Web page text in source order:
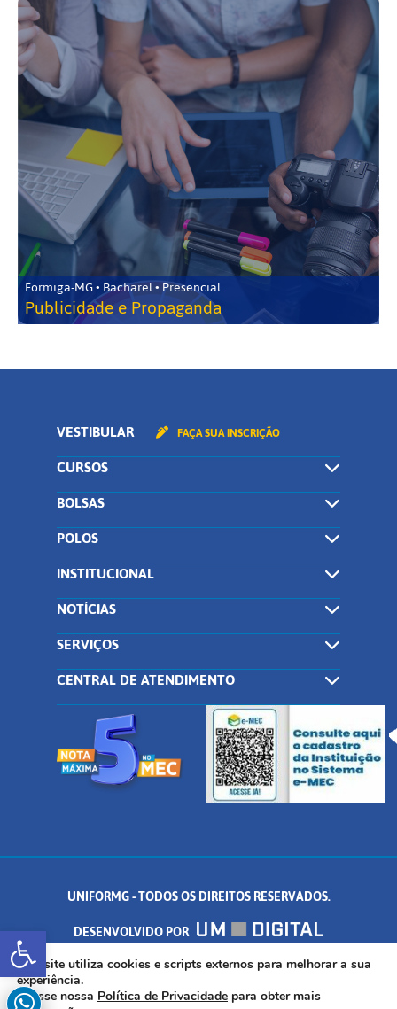
Abrir a barra de ferramentas
Formiga-MG • Bacharel • Presencial
Publicidade e Propaganda
VESTIBULAR FAÇA SUA INSCRIÇÃO
CURSOS
BOLSAS
POLOS
INSTITUCIONAL
NOTÍCIAS
SERVIÇOS
CENTRAL DE ATENDIMENTO
UNIFORMG - TODOS OS DIREITOS RESERVADOS.
DESENVOLVIDO POR
AV. DR. ARNALDO DE SENNA, 328 - PALMEIRAS, FORMIGA/MG - CEP:
35.574.530
Este site utiliza cookies e scripts externos para melhorar a sua
experiência.
Acesse nossa Política de Privacidade para obter mais